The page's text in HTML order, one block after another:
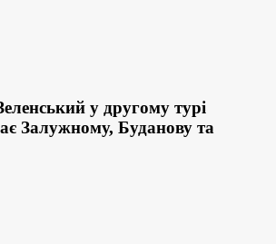
у другому турі
Залужному, Буданову та